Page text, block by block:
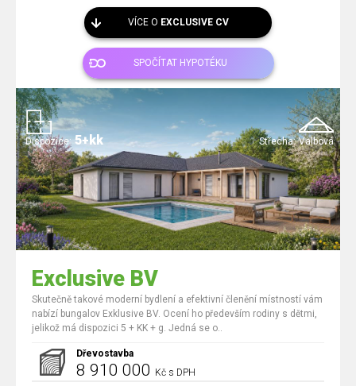
VÍCE O EXCLUSIVE CV
SPOČÍTAT HYPOTÉKU
Střecha: Valbová
Dispozice: 5+kk
Exclusive BV
Skutečně takové moderní bydlení a efektivní členění místností vám
nabízí bungalov Exklusive BV. Ocení ho především rodiny s dětmi,
jelikož má dispozici 5 + KK + g. Jedná se o..
Dřevostavba
8 910 000 Kč s DPH